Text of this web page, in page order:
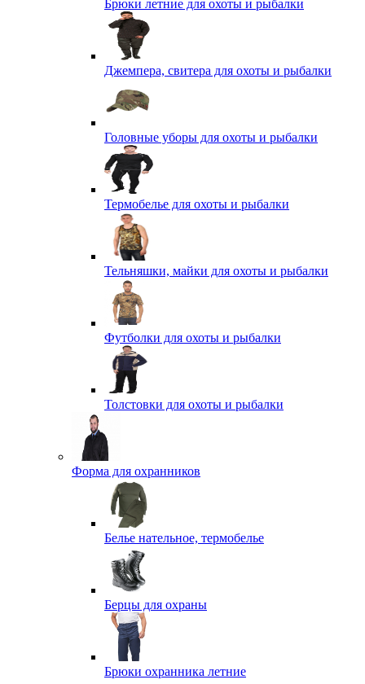
Брюки летние для охоты и рыбалки
Джемпера, свитера для охоты и рыбалки
Головные уборы для охоты и рыбалки
Термобелье для охоты и рыбалки
Тельняшки, майки для охоты и рыбалки
Футболки для охоты и рыбалки
Толстовки для охоты и рыбалки
Форма для охранников
Белье нательное, термобелье
Берцы для охраны
Брюки охранника летние